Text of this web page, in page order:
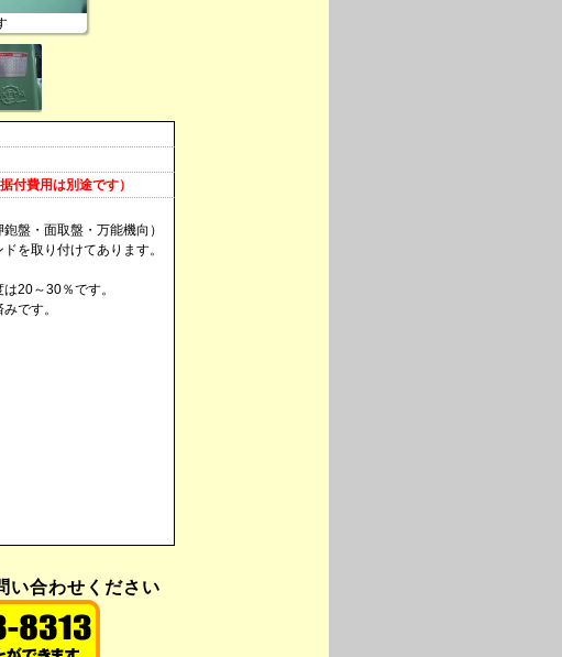
付費用は別途です）
盤・面取盤・万能機向）
を取り付けてあります。
20～30％です。
です。
い合わせください